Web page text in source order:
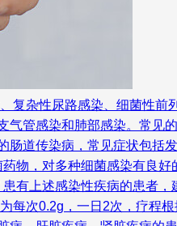
复杂性尿路感染、细菌性
管感染和肺部感染。常
道传染病，常见症状包
物，对多种细菌感染有良
有上述感染性疾病的患者
每次0.2g，一日2次，疗程